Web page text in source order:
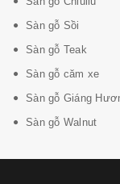
Sàn gỗ Sồi
Sàn gỗ Teak
Sàn gỗ căm xe
Sàn gỗ Giáng
Sàn gỗ Walnut